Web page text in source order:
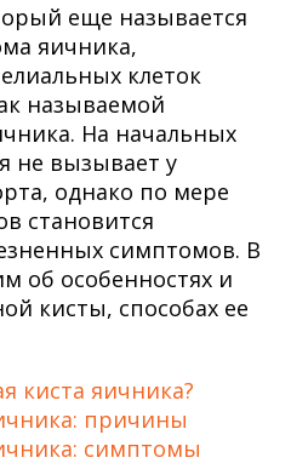
еще называется
яичника,
клеток
называемой
На начальных
не вызывает у
однако по мере
становится
симптомов. В
об особенностях и
кисты, способах ее
киста яичника?
причины
симптомы